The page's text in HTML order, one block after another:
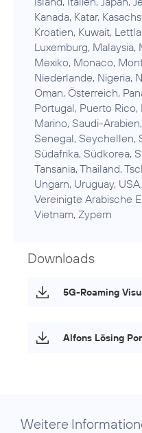
Kanada, Katar,
Kroatien, Kuwait,
Luxemburg, Malaysia,
Mexiko, Monaco,
Niederlande, Nigeria,
Oman, Österreich,
Portugal, Puerto Rico,
Marino, Saudi-
Senegal, Seychellen,
Südafrika, Südkorea,
Tansania, Thailand,
Ungarn, Uruguay,
Vereinigte Arabische
Vietnam, Zypern
Downloads
5G-Roaming
Alfons Lösing
Weitere